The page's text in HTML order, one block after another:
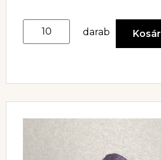
darab